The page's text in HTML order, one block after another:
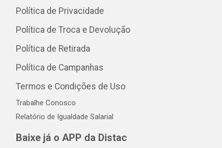
Política de Privacidade
Política de Troca e Devolução
Política de Retirada
Política de Campanhas
Termos e Condições de Uso
Trabalhe Conosco
Relatório de Igualdade Salarial
Baixe já o APP da Distac